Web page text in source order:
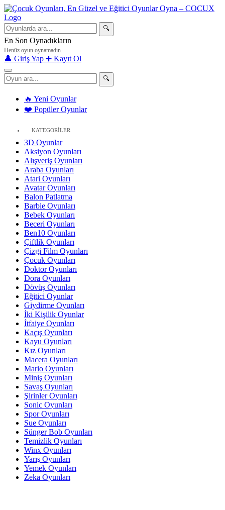
🔍
En Son Oynadıkların
Henüz oyun oynamadın.
👤 Giriş Yap ➕ Kayıt Ol
🔍
🔥 Yeni Oyunlar
❤️ Popüler Oyunlar
KATEGORİLER
3D Oyunlar
Aksiyon Oyunları
Alışveriş Oyunları
Araba Oyunları
Atari Oyunları
Avatar Oyunları
Balon Patlatma
Barbie Oyunları
Bebek Oyunları
Beceri Oyunları
Ben10 Oyunları
Çiftlik Oyunları
Çizgi Film Oyunları
Çocuk Oyunları
Doktor Oyunları
Dora Oyunları
Dövüş Oyunları
Eğitici Oyunlar
Giydirme Oyunları
İki Kişilik Oyunlar
İtfaiye Oyunları
Kaçış Oyunları
Kayu Oyunları
Kız Oyunları
Macera Oyunları
Mario Oyunları
Miniş Oyunları
Savaş Oyunları
Şirinler Oyunları
Sonic Oyunları
Spor Oyunları
Sue Oyunları
Sünger Bob Oyunları
Temizlik Oyunları
Winx Oyunları
Yarış Oyunları
Yemek Oyunları
Zeka Oyunları